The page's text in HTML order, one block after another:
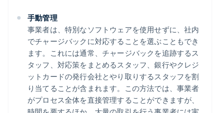
手動管理
事業者は、特別なソフトウェアを使用せずに、社内
でチャージバックに対応することを選ぶこともでき
ます。これには通常、チャージバックを追跡するス
タッフ、対応策をまとめるスタッフ、銀行やクレジ
ットカードの発行会社とやり取りするスタッフを割
り当てることが含まれます。この方法では、事業者
がプロセス全体を直接管理することができますが、